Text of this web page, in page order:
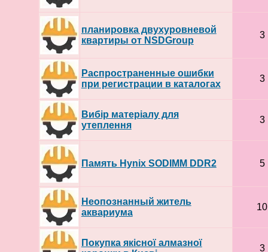
планировка двухуровневой
квартиры от NSDGroup
3
Распространенные ошибки
при регистрации в каталогах
3
Вибір матеріалу для
утеплення
3
Память Hynix SODIMM DDR2 5
Неопознанный житель
аквариума
10
Покупка якісної алмазної
3